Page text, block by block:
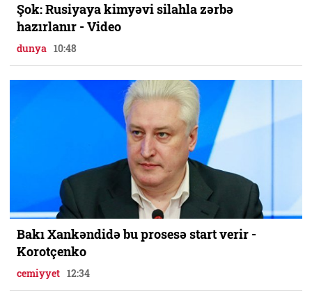
Şok: Rusiyaya kimyəvi silahla zərbə
hazırlanır - Video
dunya 10:48
Bakı Xankəndidə bu prosesə start verir -
Korotçenko
cemiyyet 12:34